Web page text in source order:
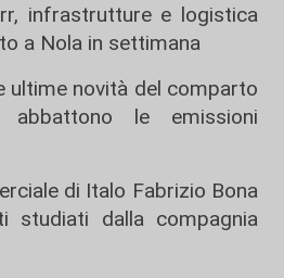
infrastrutture e logistica
a Nola in settimana
ultime novità del comparto
abbattono le emissioni
di Italo Fabrizio Bona
studiati dalla compagnia